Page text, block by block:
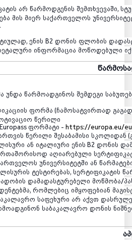
არ წარმოდგენის შემთხვევაში,
მის მიერ საქართველოს
.
, ენის B2 დონის ფლობის
ინფორმაცია მოწოდებული
უნდა წარმოადგინოს შემდეგი
ფორმა (ჩამოსატვირთად
წერილი
ფორმატი - https://europa.eu/
წერილი შესაბამისი სკოლიდან (
ან იტალიური ენის B2 დონის
აღიარებული
უნივერსიტეტში ან
ტესტირებას,სერტიფიკატის
დამადასტურებელი მოწმობა/
, რომლებიც იმყოფებიან
საფეხური არ აქვთ
საბაკალავრო დონის